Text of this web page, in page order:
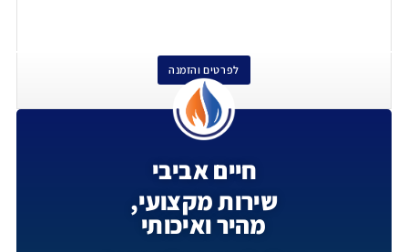
לפרטים והזמנה
חיים אביבי
שירות מקצועי,
מהיר ואיכותי